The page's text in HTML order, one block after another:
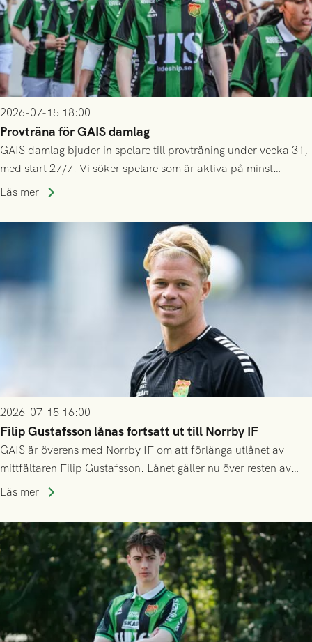
2026-07-15 18:00
Provträna för GAIS damlag
GAIS damlag bjuder in spelare till provträning under vecka 31,
med start 27/7! Vi söker spelare som är aktiva på minst
division 3-nivå.
Läs mer
2026-07-15 16:00
Filip Gustafsson lånas fortsatt ut till Norrby IF
GAIS är överens med Norrby IF om att förlänga utlånet av
mittfältaren Filip Gustafsson. Lånet gäller nu över resten av
säsongen 2026.
Läs mer